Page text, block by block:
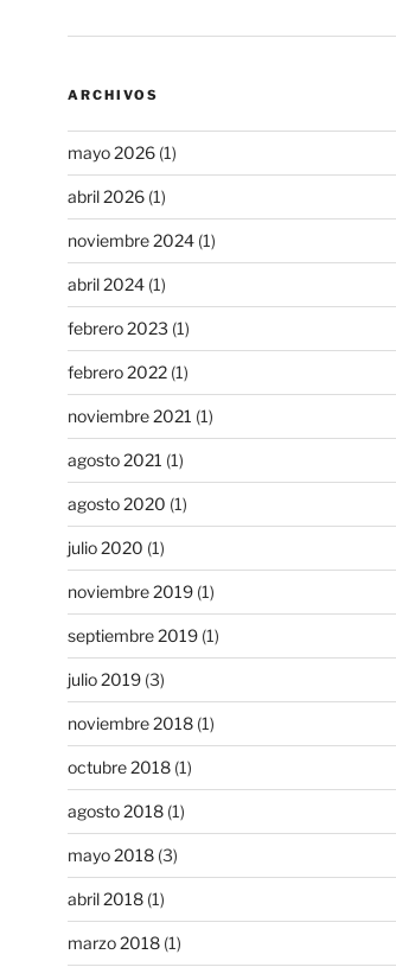
ARCHIVOS
mayo 2026(1)
abril 2026(1)
noviembre 2024(1)
abril 2024(1)
febrero 2023 (1)
febrero 2022(1)
noviembre 2021 (1)
agosto 2021 (1)
agosto 2020 (1)
julio 2020 (1)
noviembre 2019(1)
septiembre 2019(1)
julio 2019(3)
noviembre 2018(1)
octubre 2018(1)
agosto 2018(1)
mayo 2018(3)
abril 2018(1)
marzo 2018(1)